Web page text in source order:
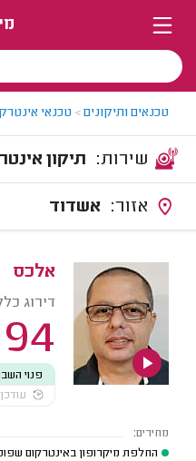
טכנאים ותיקונים> טכנאי
תיקון
אשדוד
אלכס
דירוג
פנוי
מחירים:
החלפת מיקרופון באינטרקום